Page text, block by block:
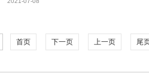
首页 下一页 上一页 尾